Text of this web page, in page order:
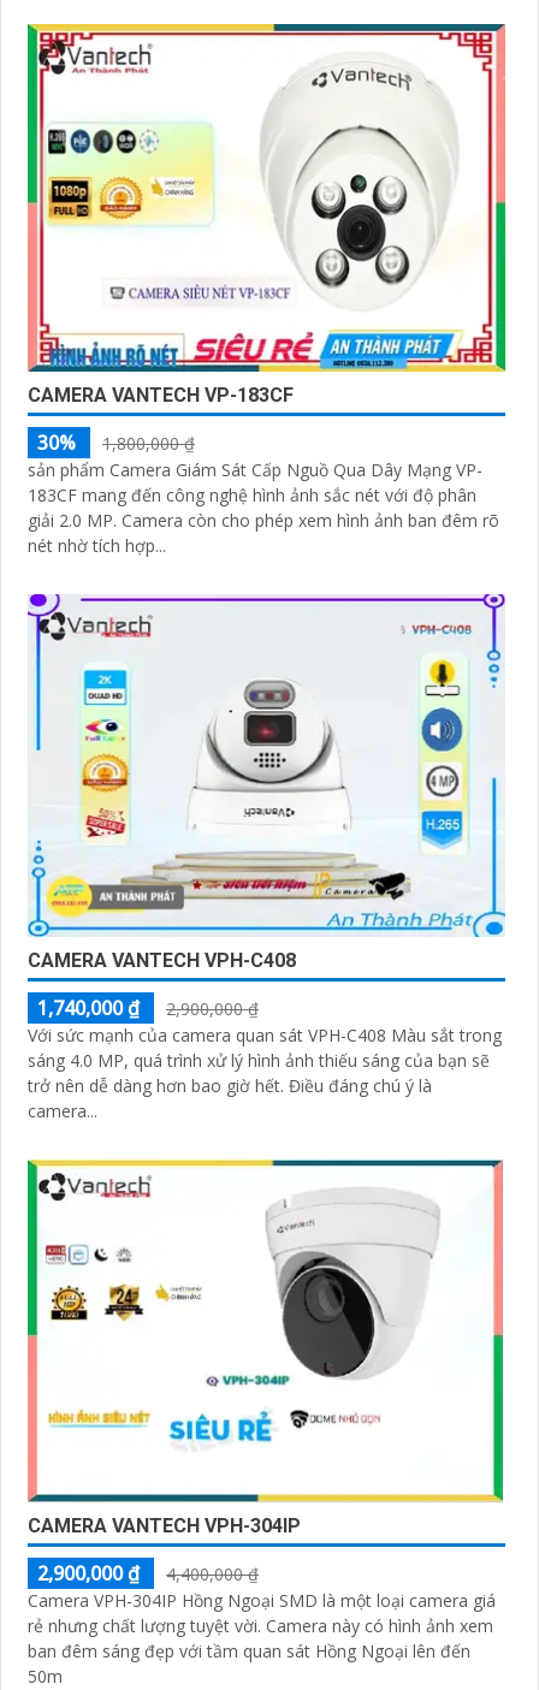
CAMERA VANTECH VP-183CF
30%
1,800,000 ₫
sản phẩm Camera Giám Sát Cấp Nguồ Qua Dây Mạng VP-
183CF mang đến công nghệ hình ảnh sắc nét với độ phân
giải 2.0 MP. Camera còn cho phép xem hình ảnh ban đêm rõ
nét nhờ tích hợp...
CAMERA VANTECH VPH-C408
1,740,000 ₫
2,900,000 ₫
Với sức mạnh của camera quan sát VPH-C408 Màu sắt trong
sáng 4.0 MP, quá trình xử lý hình ảnh thiếu sáng của bạn sẽ
trở nên dễ dàng hơn bao giờ hết. Điều đáng chú ý là
camera...
CAMERA VANTECH VPH-304IP
2,900,000 ₫
4,400,000 ₫
Camera VPH-304IP Hồng Ngoại SMD là một loại camera giá
rẻ nhưng chất lượng tuyệt vời. Camera này có hình ảnh xem
ban đêm sáng đẹp với tầm quan sát Hồng Ngoại lên đến
50m